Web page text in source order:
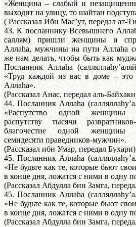
«Женщина – слабый и
выходит на улицу, то шайтан
( Рассказал Ибн Мас’ут, передал ат-
43. К посланнику Всевышнего
саллям) пришли женщины и
Аллаhа, мужчины на пути Аллаhа
же нам делать, чтобы быть как
Посланник Аллаhа
«Труд каждой из вас в доме –
Аллаhа».
(Рассказал Анас, передал аль-
44. Посланник Аллаhа
«Распутство одной женщины
распутству тысячи
благочестие одной женщины
семидесяти праведников-мужчин».
(Рассказал ибн Умар, передал
45. Посланник Аллаhа
«Не будьте как те, которые бьют
в конце дня, ложатся с ними в одну
(Рассказал Абдулла бин Замга,
45. Посланник Аллаhа
«Не будьте как те, которые бьют
в конце дня, ложатся с ними в одну
(Рассказал Абдулла бин Замга,